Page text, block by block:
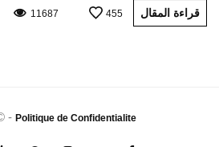
قراءة المقال 455
11687
- Politique de Confidentialite